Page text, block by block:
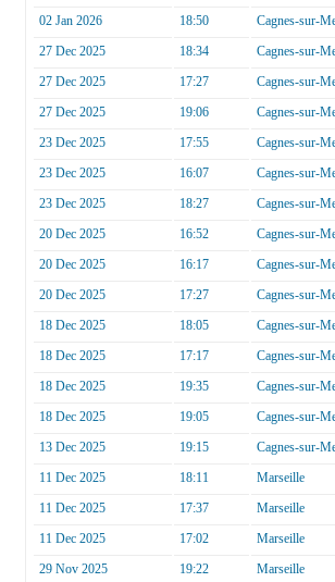
02 Jan 2026
18:50 Cagnes-sur-
27 Dec 2025
18:34 Cagnes-sur-
27 Dec 2025
17:27 Cagnes-sur-
27 Dec 2025
19:06 Cagnes-sur-
23 Dec 2025
17:55 Cagnes-sur-
23 Dec 2025
16:07 Cagnes-sur-
23 Dec 2025
18:27 Cagnes-sur-
20 Dec 2025
16:52 Cagnes-sur-
20 Dec 2025
16:17 Cagnes-sur-
20 Dec 2025
17:27 Cagnes-sur-
18 Dec 2025
18:05 Cagnes-sur-
18 Dec 2025
17:17 Cagnes-sur-
18 Dec 2025
19:35 Cagnes-sur-
18 Dec 2025
19:05 Cagnes-sur-
13 Dec 2025
19:15 Cagnes-sur-
11 Dec 2025
18:11 Marseille
11 Dec 2025
17:37 Marseille
11 Dec 2025
17:02 Marseille
29 Nov 2025
19:22 Marseille